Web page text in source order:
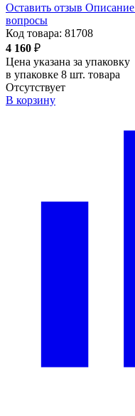
Оставить отзыв Описание
вопросы
Код товара: 81708
4 160 ₽
Цена указана за упаковку
в упаковке 8 шт. товара
Отсутствует
В корзину